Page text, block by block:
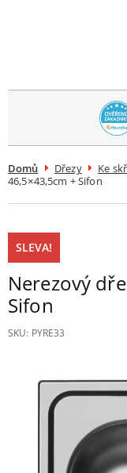
Domů Dřezy Ke
46,5×43,5cm + Sifon
Nerezový
Sifon
SLEVA!
SKU: PYRE33